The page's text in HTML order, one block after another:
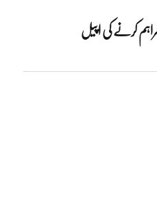
فراہم کرنے کی اپیل